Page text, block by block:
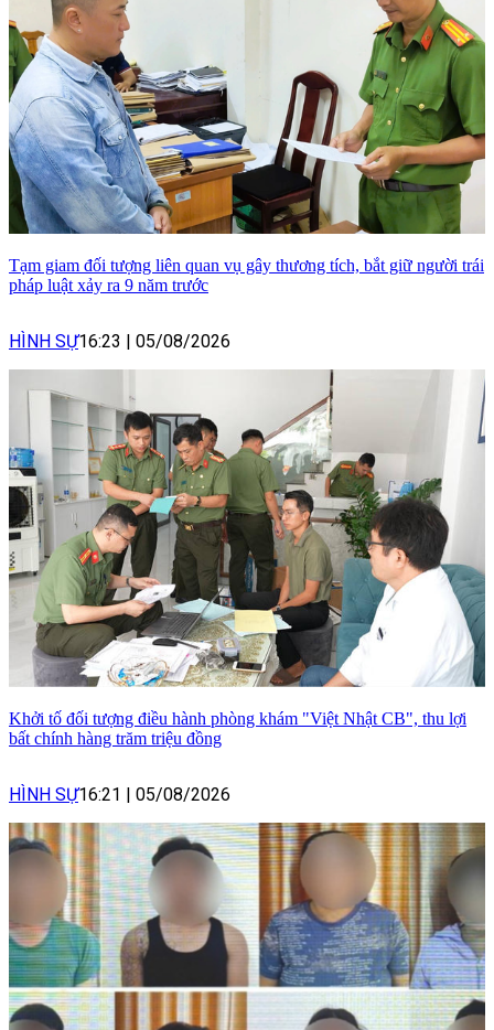
Tạm giam đối tượng liên quan vụ gây thương tích, bắt giữ người trái
pháp luật xảy ra 9 năm trước
HÌNH SỰ16:23 | 05/08/2026
Khởi tố đối tượng điều hành phòng khám "Việt Nhật CB", thu lợi
bất chính hàng trăm triệu đồng
HÌNH SỰ16:21 | 05/08/2026